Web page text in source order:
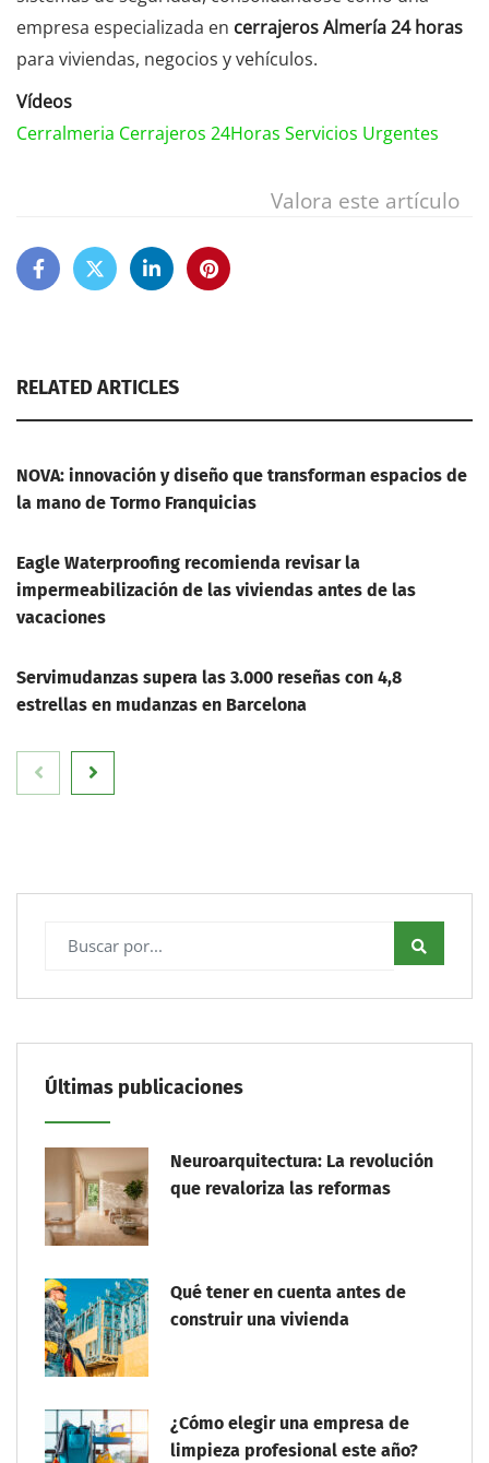
empresa especializada en cerrajeros Almería 24 horas
para viviendas, negocios y vehículos.
Vídeos
Cerralmeria Cerrajeros 24Horas Servicios Urgentes
Valora este artículo
RELATED ARTICLES
NOVA: innovación y diseño que transforman espacios de
la mano de Tormo Franquicias
Eagle Waterproofing recomienda revisar la
impermeabilización de las viviendas antes de las
vacaciones
Servimudanzas supera las 3.000 reseñas con 4,8
estrellas en mudanzas en Barcelona
Últimas publicaciones
Neuroarquitectura: La revolución
que revaloriza las reformas
Qué tener en cuenta antes de
construir una vivienda
¿Cómo elegir una empresa de
limpieza profesional este año?